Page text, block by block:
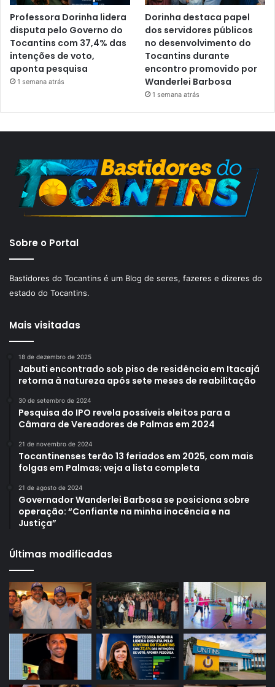
Professora Dorinha lidera
disputa pelo Governo do
Tocantins com 37,4% das
intenções de voto,
aponta pesquisa
1 semana atrás
Dorinha destaca papel
dos servidores públicos
no desenvolvimento do
Tocantins durante
encontro promovido por
Wanderlei Barbosa
1 semana atrás
Sobre o Portal
Bastidores do Tocantins é um Blog de seres, fazeres e dizeres do
estado do Tocantins.
Mais visitadas
18 de dezembro de 2025
Jabuti encontrado sob piso de residência em Itacajá
retorna à natureza após sete meses de reabilitação
30 de setembro de 2024
Pesquisa do IPO revela possíveis eleitos para a
Câmara de Vereadores de Palmas em 2024
21 de novembro de 2024
Tocantinenses terão 13 feriados em 2025, com mais
folgas em Palmas; veja a lista completa
21 de agosto de 2024
Governador Wanderlei Barbosa se posiciona sobre
operação: “Confiante na minha inocência e na
Justiça”
Últimas modificadas